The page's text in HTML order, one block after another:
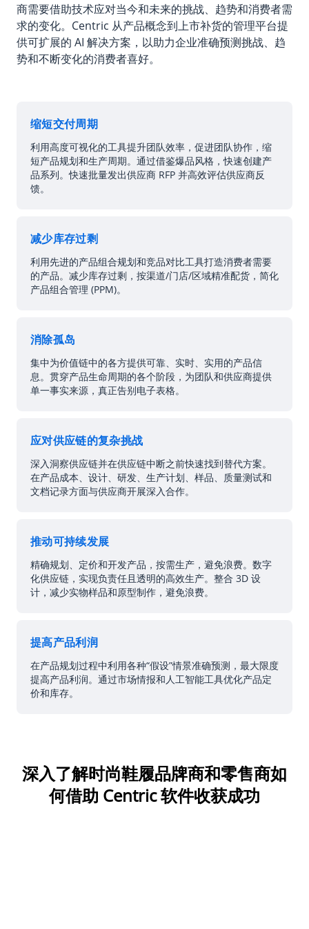
商需要借助技术应对当今和未来的挑战、趋势和消费者需
求的变化。Centric 从产品概念到上市补货的管理平台提
供可扩展的 AI 解决方案，以助力企业准确预测挑战、趋
势和不断变化的消费者喜好。
缩短交付周期
利用高度可视化的工具提升团队效率，促进团队协作，缩
短产品规划和生产周期。通过借鉴爆品风格，快速创建产
品系列。快速批量发出供应商 RFP 并高效评估供应商反
馈。
减少库存过剩
利用先进的产品组合规划和竞品对比工具打造消费者需要
的产品。减少库存过剩，按渠道/门店/区域精准配货，简化
产品组合管理 (PPM)。
消除孤岛
集中为价值链中的各方提供可靠、实时、实用的产品信
息。贯穿产品生命周期的各个阶段，为团队和供应商提供
单一事实来源，真正告别电子表格。
应对供应链的复杂挑战
深入洞察供应链并在供应链中断之前快速找到替代方案。
在产品成本、设计、研发、生产计划、样品、质量测试和
文档记录方面与供应商开展深入合作。
推动可持续发展
精确规划、定价和开发产品，按需生产，避免浪费。数字
化供应链，实现负责任且透明的高效生产。整合 3D 设
计，减少实物样品和原型制作，避免浪费。
提高产品利润
在产品规划过程中利用各种“假设”情景准确预测，最大限度
提高产品利润。通过市场情报和人工智能工具优化产品定
价和库存。
深入了解时尚鞋履品牌商和零售商如
何借助 Centric 软件收获成功